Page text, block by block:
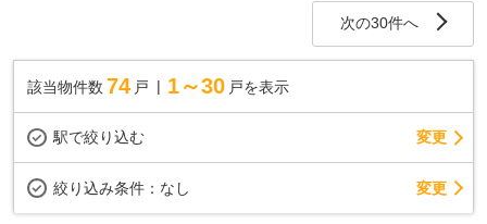
次の30件へ
該当物件数 74 戸 1～30 戸を表示
駅で絞り込む 変更
絞り込み条件： なし 変更